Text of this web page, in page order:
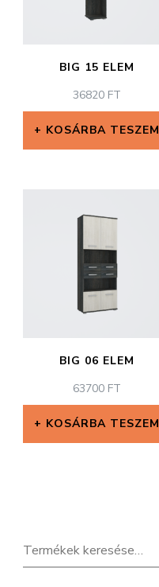
BIG 15 ELEM
36820 FT
KOSÁRBA TESZEM
BIG 06 ELEM
63700 FT
KOSÁRBA TESZEM
Keresés
a